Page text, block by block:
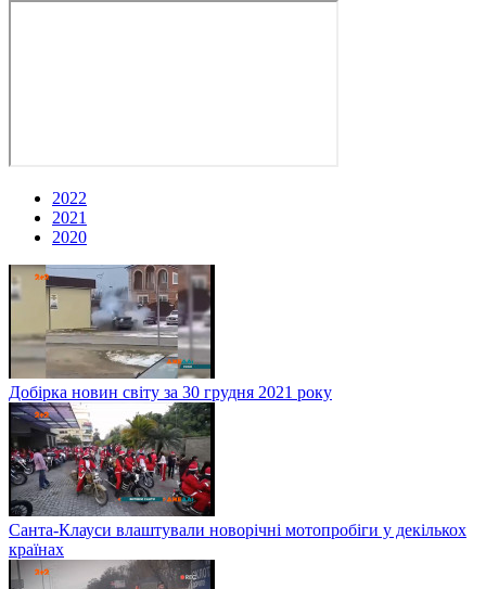
2022
2021
2020
Добірка новин світу за 30 грудня 2021 року
Санта-Клауси влаштували новорічні мотопробіги у декількох
країнах